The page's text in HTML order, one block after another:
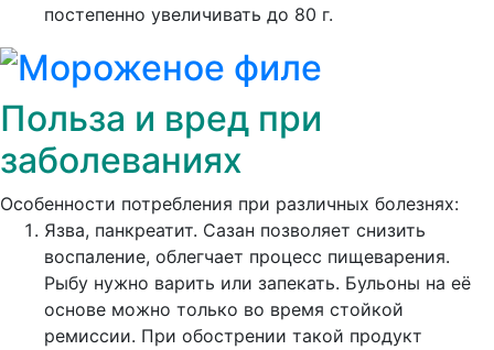
постепенно увеличивать до 80 г.
Польза и вред при
заболеваниях
Особенности потребления при различных болезнях:
Язва, панкреатит. Сазан позволяет снизить
воспаление, облегчает процесс пищеварения.
Рыбу нужно варить или запекать. Бульоны на её
основе можно только во время стойкой
ремиссии. При обострении такой продукт